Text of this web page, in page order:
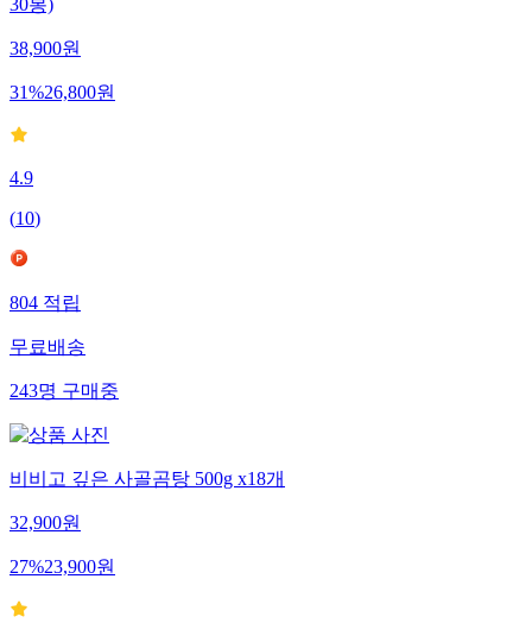
30봉)
38,900원
31%26,800원
4.9
(10)
804적립
무료배송
243명구매중
비비고 깊은 사골곰탕 500g x18개
32,900원
27%23,900원